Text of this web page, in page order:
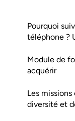
Pourquoi
téléphone ?
Module de
acquérir
Les
diversité et